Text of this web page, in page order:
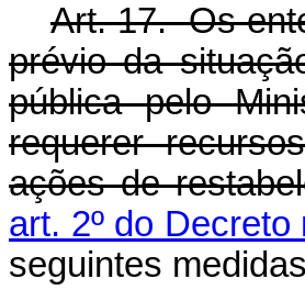
Art. 17. Os
prévio da
pública pelo
requerer
ações de
art. 2º do Decreto
seguintes